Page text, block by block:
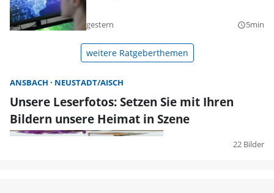
gestern query_builder5min
weitere Ratgeberthemen
ANSBACH NEUSTADT/AISCH
Unsere Leserfotos: Setzen Sie mit Ihren
Bildern unsere Heimat in Szene
22 Bilder